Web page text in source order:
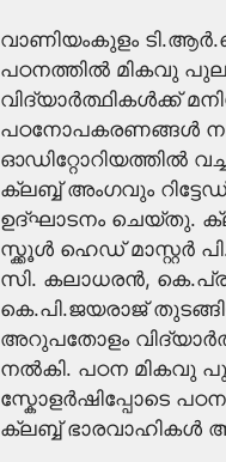
വാണിയംകുളം
പഠനത്തിൽ മികവു
വിദ്യാർത്ഥികൾക്ക്
പഠനോപകരണങ്ങൾ
ഓഡിറ്റോറിയത്തിൽ
ക്ലബ്ബ് അംഗവും
ഉദ്ഘാടനം ചെയ്തു.
സ്ക്കൂൾ ഹെഡ് മാസ്റ്റർ
സി. കലാധരൻ,
കെ.പി.ജയരാജ്
അറുപതോളം
നൽകി. പഠന മികവു
സ്കോളർഷിപ്പോടെ
ക്ലബ്ബ് ഭാരവാഹികൾ